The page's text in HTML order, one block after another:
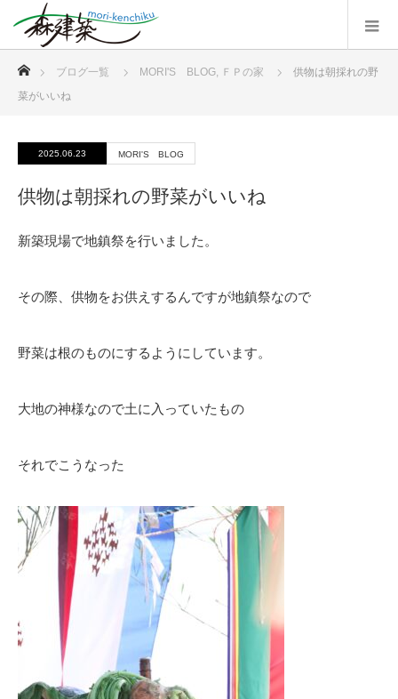
ブログ一覧 MORI'S BLOG, ＦＰの家
供物は朝採れの野
菜がいいね
2025.06.23 MORI'S BLOG
供物は朝採れの野菜がいいね
新築現場で地鎮祭を行いました。
その際、供物をお供えするんですが地鎮祭なので
野菜は根のものにするようにしています。
大地の神様なので土に入っていたもの
それでこうなった